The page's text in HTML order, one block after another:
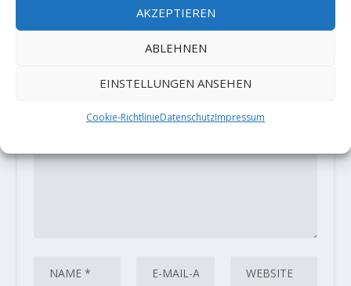
AKZEPTIEREN
ABLEHNEN
EINSTELLUNGEN ANSEHEN
Cookie-RichtlinieDatenschutzImpressum
HINTERLASSE EINE ANTWORT
Deine E-Mail-Adresse wird nicht
Erforderliche Felder